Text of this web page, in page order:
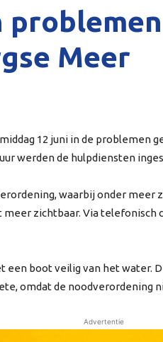
Meer
12 juni in de problemen
werden de hulpdiensten
waarbij onder meer
zichtbaar. Via telefonisch
een boot veilig van het water.
omdat de noodverordening
Advertentie